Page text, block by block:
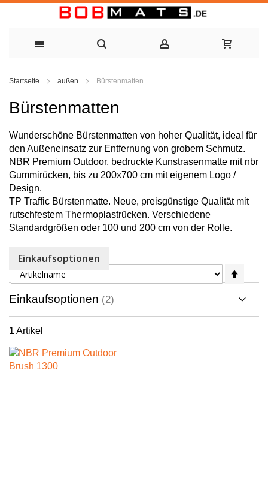
springen
Startseite außen Bürstenmatten
Bürstenmatten
Wunderschöne Bürstenmatten von hoher Qualität, ideal für
den Außeneinsatz zur Entfernung von grobem Schmutz.
NBR Premium Outdoor, bedruckte Kunstrasenmatte mit nbr
Gummirücken, bis zu 200x700 cm mit eigenem Logo /
Design.
TP Traffic Bürstenmatte. Neue, preisgünstige Qualität mit
rutschfestem Thermoplastrücken. Verschiedene
Standardgrößen oder 100 und 200 cm von der Rolle.
1 Artikel
Sortieren nach
Einkaufsoptionen
Einkaufsoptionen